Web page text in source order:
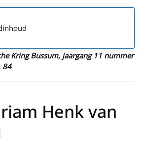
Kring Bussum, jaargang 11 nummer
84
Henk van